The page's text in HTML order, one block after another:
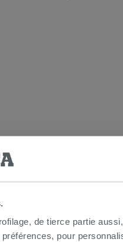
de tierce partie
pour
CE PRODUIT